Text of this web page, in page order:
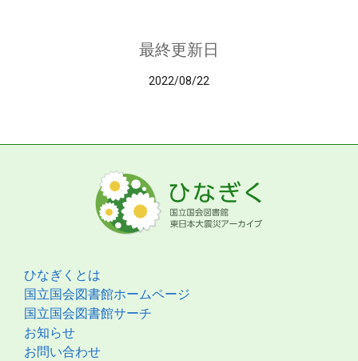
最終更新日
2022/08/22
ひなぎくとは
国立国会図書館ホームページ
国立国会図書館サーチ
お知らせ
お問い合わせ